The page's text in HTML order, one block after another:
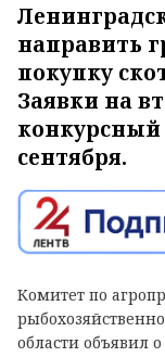
направить
покупку
Заявки на
сентября.
Комитет по
области объявил